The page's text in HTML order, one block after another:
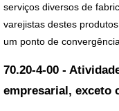
serviços diversos de
varejistas destes
um ponto de
70.20-4-00 -
empresarial, exceto